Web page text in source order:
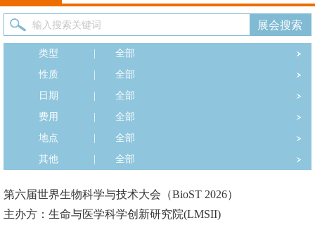
类型
全部
性质
全部
日期
全部
费用
全部
地点
全部
其他
全部
第六届世界生物科学与技术大会（BioST 2026）
主办方：生命与医学科学创新研究院(LMSII)